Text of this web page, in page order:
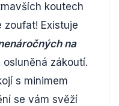
koutech
zoufat! Existuje
na
zákoutí.
s minimem
se vám svěží